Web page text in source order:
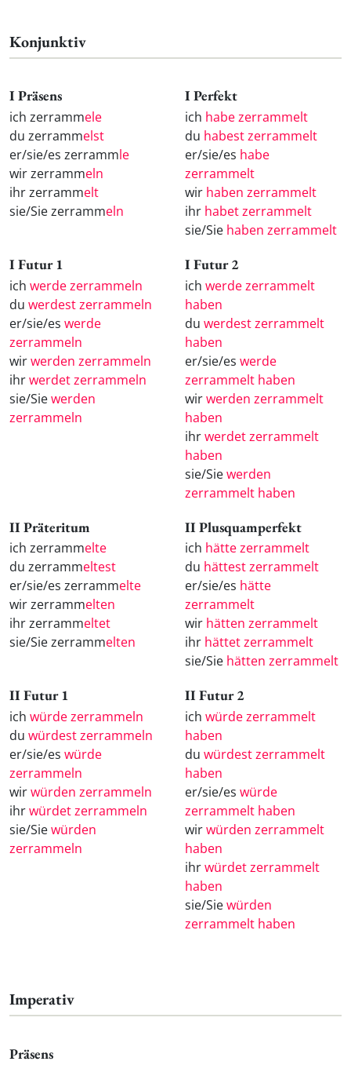
Konjunktiv
I Präsens
ich zerrammele
du zerrammelst
er/sie/es zerrammle
wir zerrammeln
ihr zerrammelt
sie/Sie zerrammeln
I Perfekt
ich habe zerrammelt
du habest zerrammelt
er/sie/es habe
zerrammelt
wir haben zerrammelt
ihr habet zerrammelt
sie/Sie haben zerrammelt
I Futur 1
ich werde zerrammeln
du werdest zerrammeln
er/sie/es werde
zerrammeln
wirwerden zerrammeln
ihrwerdet zerrammeln
sie/Siewerden
zerrammeln
I Futur 2
ich werde zerrammelt
haben
du werdest zerrammelt
haben
er/sie/es werde
zerrammelt haben
wirwerden zerrammelt
haben
ihrwerdet zerrammelt
haben
sie/Siewerden
zerrammelt haben
II Präteritum
ich zerrammelte
du zerrammeltest
er/sie/es zerrammelte
wir zerrammelten
ihr zerrammeltet
sie/Sie zerrammelten
II Plusquamperfekt
ich hätte zerrammelt
du hättest zerrammelt
er/sie/es hätte
zerrammelt
wir hätten zerrammelt
ihr hättet zerrammelt
sie/Sie hätten zerrammelt
II Futur 1
ich würde zerrammeln
du würdest zerrammeln
er/sie/es würde
zerrammeln
wirwürden zerrammeln
ihrwürdet zerrammeln
sie/Siewürden
zerrammeln
II Futur 2
ich würde zerrammelt
haben
du würdest zerrammelt
haben
er/sie/es würde
zerrammelt haben
wirwürden zerrammelt
haben
ihrwürdet zerrammelt
haben
sie/Siewürden
zerrammelt haben
Imperativ
Präsens